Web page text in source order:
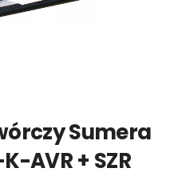
Sumera
AVR + SZR